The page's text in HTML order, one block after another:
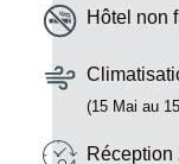
Hôtel non
(15 Mai au
Réception